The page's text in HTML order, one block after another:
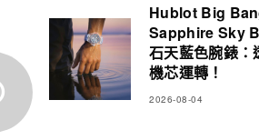
Hublot Big
Sapphire Sky
石天藍色腕錶：
機芯運轉！
2026-08-04